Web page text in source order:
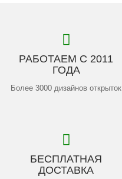
РАБОТАЕМ С 2011
ГОДА
Более 3000 дизайнов открыток
БЕСПЛАТНАЯ
ДОСТАВКА